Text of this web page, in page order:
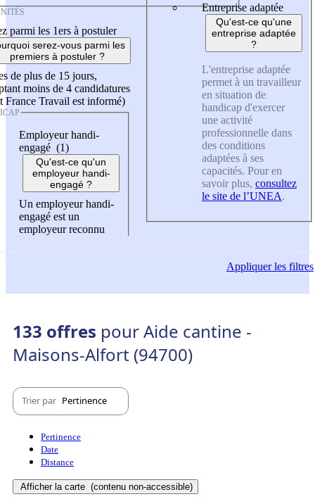
parmi les 1ers à postuler
serez-vous parmi les
premiers à postuler ?
de plus de 15 jours,
moins de 4 candidatures
France Travail est informé)
Employeur handi-
engagé (1)
Qu'est-ce qu'un
employeur handi-
engagé ?
Un employeur handi-
engagé est un
employeur reconnu
Entreprise adaptée
Qu'est-ce qu'une
entreprise adaptée
?
L'entreprise adaptée
permet à un travailleur
en situation de
handicap d'exercer
une activité
professionnelle dans
des conditions
adaptées à ses
capacités. Pour en
savoir plus, consultez
le site de l’UNEA.
Appliquerles filtres
133 offres pour Aide cantine -
Maisons-Alfort (94700)
Trier par Pertinence
Pertinence
Date
Distance
Afficher la carte (contenu non-accessible)